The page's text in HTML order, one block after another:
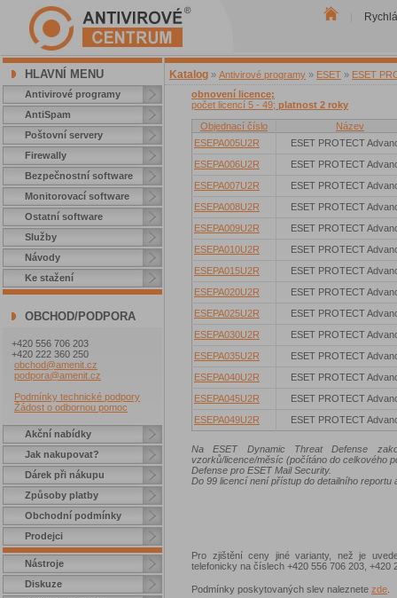
HLAVNÍ MENU
Antivirové programy
AntiSpam
Poštovní servery
Firewally
Bezpečnostní software
Monitorovací software
Ostatní software
Služby
Návody
Ke stažení
OBCHOD/PODPORA
+420 556 706 203
+420 222 360 250
obchod@amenit.cz
podpora@amenit.cz
Podmínky technické podpory
Žádost o odbornou pomoc
Akční nabídky
Jak nakupovat?
Dárek při nákupu
Způsoby platby
Obchodní podmínky
Prodejci
Nástroje
Diskuze
Katalog » Antivirové programy » ESET » ESET
obnovení licence;
počet licencí 5 - 49; platnost 2 roky
Objednací číslo
Název
ESEPA005U2R
ESET PROTECT
ESEPA006U2R
ESET PROTECT
ESEPA007U2R
ESET PROTECT
ESEPA008U2R
ESET PROTECT
ESEPA009U2R
ESET PROTECT
ESEPA010U2R
ESET PROTECT
ESEPA015U2R
ESET PROTECT
ESEPA020U2R
ESET PROTECT
ESEPA025U2R
ESET PROTECT
ESEPA030U2R
ESET PROTECT
ESEPA035U2R
ESET PROTECT
ESEPA040U2R
ESET PROTECT
ESEPA045U2R
ESET PROTECT
ESEPA049U2R
ESET PROTECT
Na ESET Dynamic Threat Defense
vzorků/licence/měsíc (počítáno do celkového
Defense pro ESET Mail Security.
Do 99 licencí není přístup do detailního
Pro zjištění ceny jiné varianty, než je
telefonicky na číslech +420 556 706 203, +420
Podmínky poskytovaných slev naleznete zde